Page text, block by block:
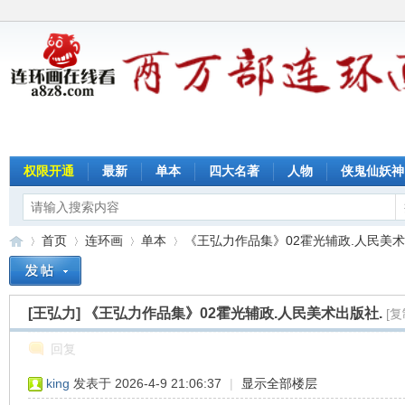
权限开通 最新 单本 四大名著 人物 侠鬼仙妖神
»
首页
›
连环画
›
单本
›
《王弘力作品集》02霍光辅政.人民美
[王弘力] 《王弘力作品集》02霍光辅政.人民美术出版社. [
回复
king 发表于 2026-4-9 21:06:37 | 显示全部楼层